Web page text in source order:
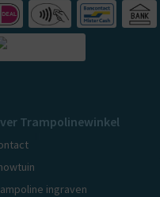
Trampolinewinkel
ingraven